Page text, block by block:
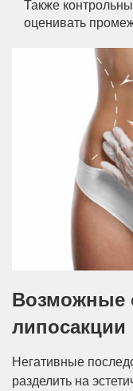
Также
оценивать
Возможные
липосакции
Негативные
разделить на